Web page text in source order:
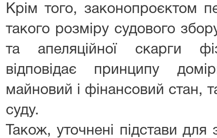
Крім того, законопроєктом
такого розміру судового
та апеляційної скарги
відповідає принципу
майновий і фінансовий стан,
суду.
Також, уточнені підстави